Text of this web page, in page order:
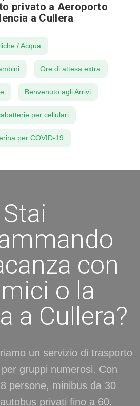
privato a Aeroporto
a Cullera
/ Acqua
Ore di attesa extra
Benvenuto agli Arrivi
per cellulari
per COVID-19
Stai
con
o la
a Cullera?
un servizio di trasporto
gruppi numerosi. Con
persone, minibus da 30
privati fino a 60,